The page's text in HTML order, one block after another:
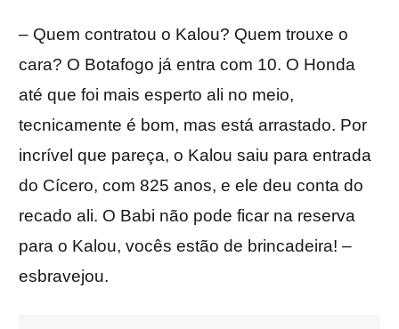
– Quem contratou o Kalou? Quem trouxe o
cara? O Botafogo já entra com 10. O Honda
até que foi mais esperto ali no meio,
tecnicamente é bom, mas está arrastado. Por
incrível que pareça, o Kalou saiu para entrada
do Cícero, com 825 anos, e ele deu conta do
recado ali. O Babi não pode ficar na reserva
para o Kalou, vocês estão de brincadeira! –
esbravejou.